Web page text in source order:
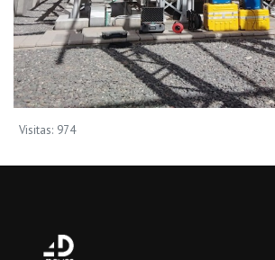
Visitas: 974